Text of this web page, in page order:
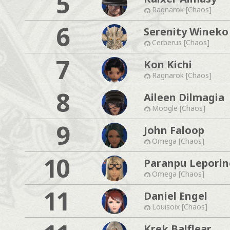
Ragnarok [Chaos]
6 Serenity Wineko
Cerberus [Chaos]
7 Kon Kichi
Ragnarok [Chaos]
8 Aileen Dilmagia
Moogle [Chaos]
9 John Faloop
Omega [Chaos]
10 Paranpu
Omega [Chaos]
11 Daniel Engel
Louisoix [Chaos]